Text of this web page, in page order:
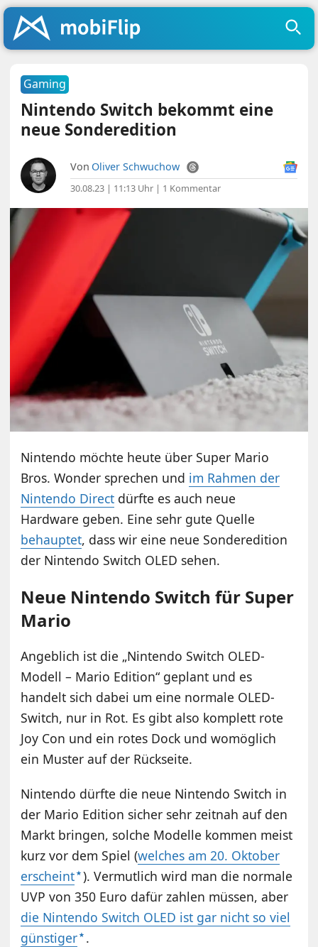
Gaming
Nintendo Switch bekommt eine
neue Sonderedition
Von Oliver Schwuchow
30.08.23 | 11:13 Uhr | 1 Kommentar
Nintendo möchte heute über Super Mario
Bros. Wonder sprechen und im Rahmen der
Nintendo Direct dürfte es auch neue
Hardware geben. Eine sehr gute Quelle
behauptet, dass wir eine neue Sonderedition
der Nintendo Switch OLED sehen.
Neue Nintendo Switch für Super
Mario
Angeblich ist die „Nintendo Switch OLED-
Modell – Mario Edition“ geplant und es
handelt sich dabei um eine normale OLED-
Switch, nur in Rot. Es gibt also komplett rote
Joy Con und ein rotes Dock und womöglich
ein Muster auf der Rückseite.
Nintendo dürfte die neue Nintendo Switch in
der Mario Edition sicher sehr zeitnah auf den
Markt bringen, solche Modelle kommen meist
kurz vor dem Spiel (welches am 20. Oktober
erscheint ). Vermutlich wird man die normale
UVP von 350 Euro dafür zahlen müssen, aber
die Nintendo Switch OLED ist gar nicht so viel
günstiger .